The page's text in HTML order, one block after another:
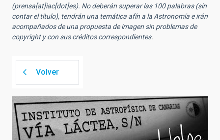
(prensa[at]iac[dot]es). No deberán superar las 100 palabras (sin
contar el título), tendrán una temática afín a la Astronomía e irán
acompañados de una propuesta de imagen sin problemas de
copyright y con sus créditos correspondientes.
Volver